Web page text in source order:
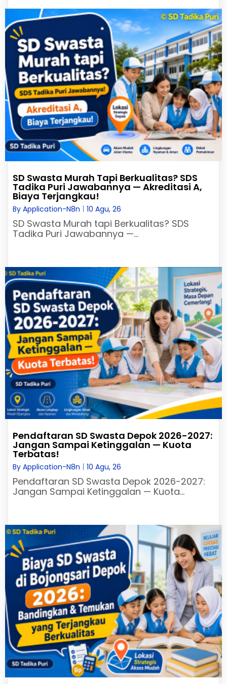
SD Swasta Murah Tapi Berkualitas? SDS
Tadika Puri Jawabannya — Akreditasi A,
Biaya Terjangkau!
By Application-N8n | 10 Agu, 26
SD Swasta Murah tapi Berkualitas? SDS
Tadika Puri Jawabannya —…
Pendaftaran SD Swasta Depok 2026-2027:
Jangan Sampai Ketinggalan — Kuota
Terbatas!
By Application-N8n 10 Agu, 26
Pendaftaran SD Swasta Depok 2026-2027:
Jangan Sampai Ketinggalan — Kuota…